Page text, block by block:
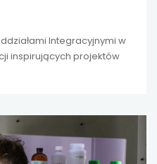
Integracyjnymi w
inspirujących projektów